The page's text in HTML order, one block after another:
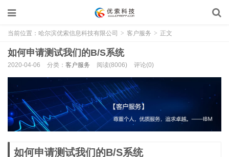
当前位置： 哈尔滨优索信息科技有限公司 > 客户服务 > 正文
如何申请测试我们的B/S系统
2020-04-06 分类： 客户服务 阅读(8006) 评论(0)
如何申请测试我们的B/S系统